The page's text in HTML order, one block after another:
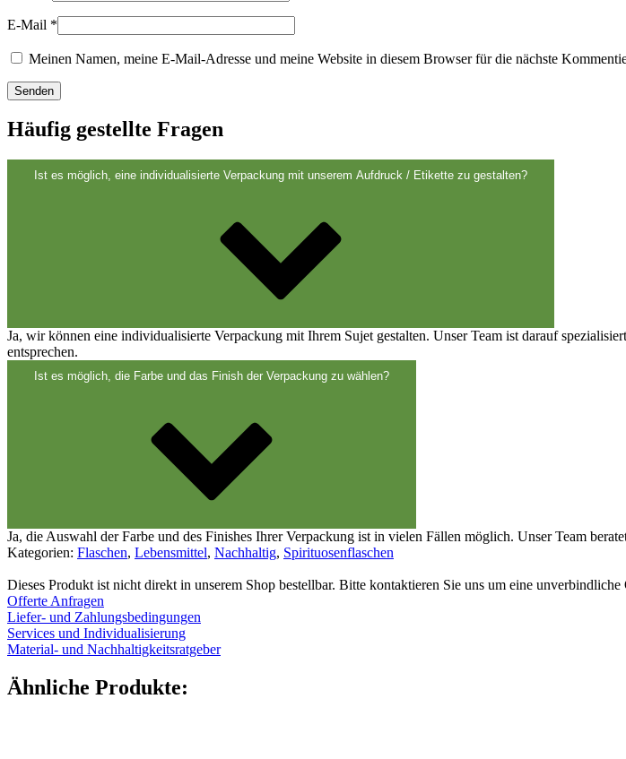
Spirituosenflaschen
Verschlüsse
Weinflaschen und Sektflaschen
E-Mail *
Meinen Namen, meine E-Mail-Adresse und meine Website in diesem Browser für die nächste
Häufig gestellte Fragen
Ist es möglich, eine individualisierte Verpackung mit unserem Aufdruck / Etikette zu gestalten?
Ja, wir können eine individualisierte Verpackung mit Ihrem Sujet gestalten. Unser Team ist darauf
entsprechen.
Ist es möglich, die Farbe und das Finish der Verpackung zu wählen?
Ja, die Auswahl der Farbe und des Finishes Ihrer Verpackung ist in vielen Fällen möglich. Unser Team
Kategorien: Flaschen, Lebensmittel, Nachhaltig, Spirituosenflaschen
Dieses Produkt ist nicht direkt in unserem Shop bestellbar. Bitte kontaktieren Sie uns um eine
Offerte Anfragen
Liefer- und Zahlungsbedingungen
Services und Individualisierung
Material- und Nachhaltigkeitsratgeber
Ähnliche Produkte: